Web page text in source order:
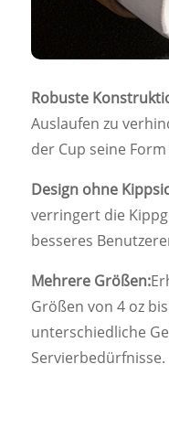
Robuste
Auslaufen zu
der Cup seine
Design ohne
verringert die
besseres
Mehrere Größen:
Größen von 4 oz
unterschiedliche
Servierbedürfnisse.